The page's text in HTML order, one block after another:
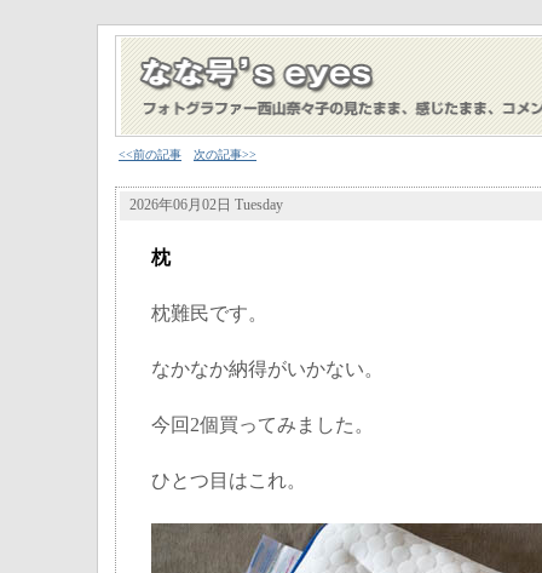
<<前の記事 次の記事>>
2026年06月02日 Tuesday
枕
枕難民です。
なかなか納得がいかない。
今回2個買ってみました。
ひとつ目はこれ。